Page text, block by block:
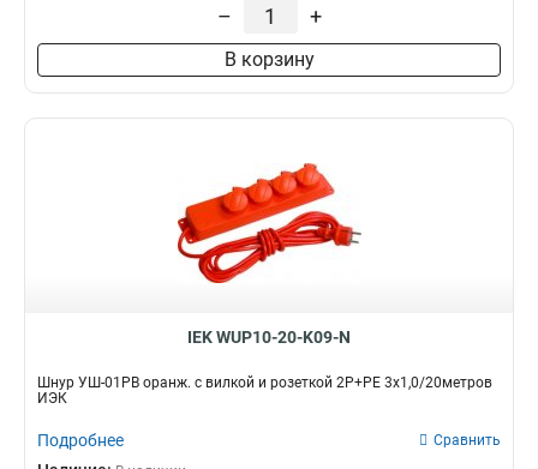
– +
В корзину
IEK WUP10-20-K09-N
Шнур УШ-01РВ оранж. с вилкой и розеткой 2P+PE 3х1,0/20метров
ИЭК
Подробнее Сравнить